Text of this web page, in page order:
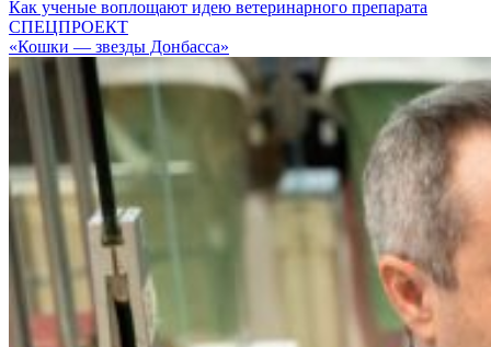
Как ученые воплощают идею ветеринарного препарата
СПЕЦПРОЕКТ
«Кошки — звезды Донбасса»